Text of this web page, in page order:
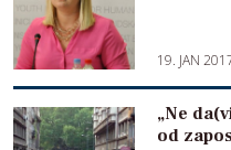
19. JAN
„Ne
od